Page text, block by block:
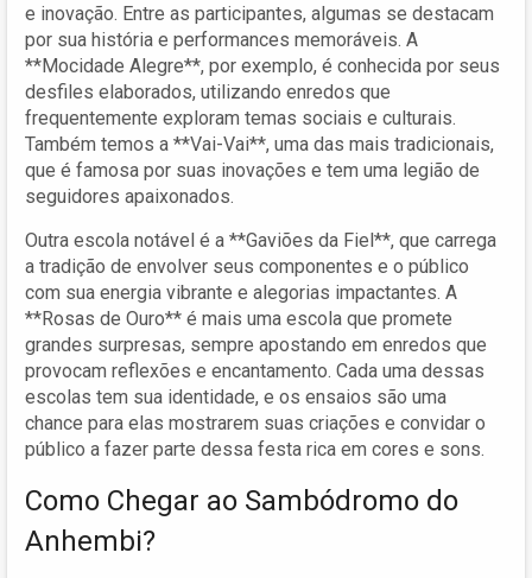
e inovação. Entre as participantes, algumas se destacam
por sua história e performances memoráveis. A
**Mocidade Alegre**, por exemplo, é conhecida por seus
desfiles elaborados, utilizando enredos que
frequentemente exploram temas sociais e culturais.
Também temos a **Vai-Vai**, uma das mais tradicionais,
que é famosa por suas inovações e tem uma legião de
seguidores apaixonados.
Outra escola notável é a **Gaviões da Fiel**, que carrega
a tradição de envolver seus componentes e o público
com sua energia vibrante e alegorias impactantes. A
**Rosas de Ouro** é mais uma escola que promete
grandes surpresas, sempre apostando em enredos que
provocam reflexões e encantamento. Cada uma dessas
escolas tem sua identidade, e os ensaios são uma
chance para elas mostrarem suas criações e convidar o
público a fazer parte dessa festa rica em cores e sons.
Como Chegar ao Sambódromo do
Anhembi?